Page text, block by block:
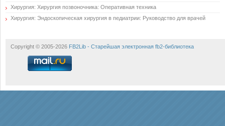
Хирургия: Хирургия позвоночника: Оперативная техника
Хирургия: Эндоскопическая хирургия в педиатрии: Руководство для врачей
Copyright © 2005-2026 FB2Lib - Старейшая электронная fb2-библиотека